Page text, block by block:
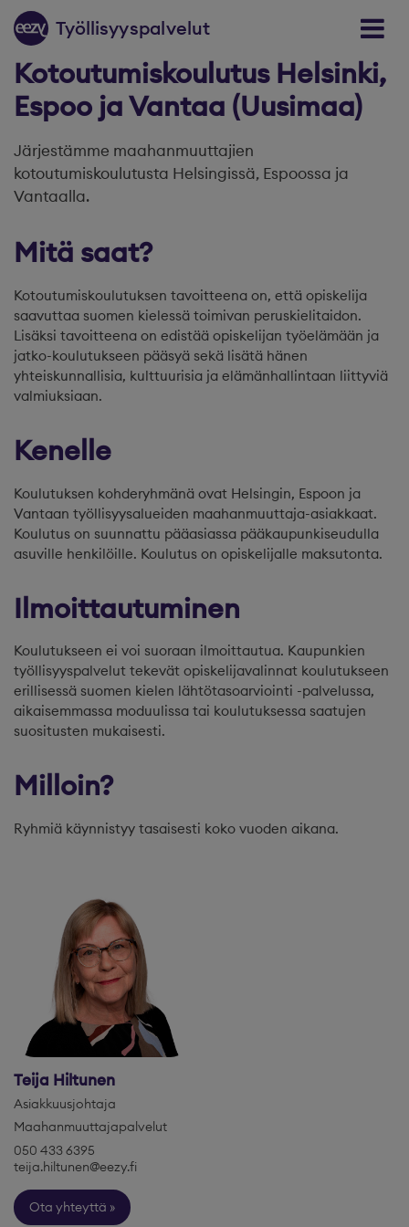
Siirry sisältöön
Työllisyyspalvelut
Kotoutumiskoulutus Helsinki,
Espoo ja Vantaa (Uusimaa)
Järjestämme maahanmuuttajien
kotoutumiskoulutusta Helsingissä, Espoossa ja
Vantaalla.
Mitä saat?
Kotoutumiskoulutuksen tavoitteena on, että opiskelija
saavuttaa suomen kielessä toimivan peruskielitaidon.
Lisäksi tavoitteena on edistää opiskelijan työelämään ja
jatko-koulutukseen pääsyä sekä lisätä hänen
yhteiskunnallisia, kulttuurisia ja elämänhallintaan liittyviä
valmiuksiaan.
Kenelle
Koulutuksen kohderyhmänä ovat Helsingin, Espoon ja
Vantaan työllisyysalueiden maahanmuuttaja-asiakkaat.
Koulutus on suunnattu pääasiassa pääkaupunkiseudulla
asuville henkilöille. Koulutus on opiskelijalle maksutonta.
Ilmoittautuminen
Koulutukseen ei voi suoraan ilmoittautua. Kaupunkien
työllisyyspalvelut tekevät opiskelijavalinnat koulutukseen
erillisessä suomen kielen lähtötasoarviointi -palvelussa,
aikaisemmassa moduulissa tai koulutuksessa saatujen
suositusten mukaisesti.
Milloin?
Ryhmiä käynnistyy tasaisesti koko vuoden aikana.
Teija Hiltunen
Asiakkuusjohtaja
Maahanmuuttajapalvelut
050 433 6395
teija.hiltunen@eezy.fi
Ota yhteyttä